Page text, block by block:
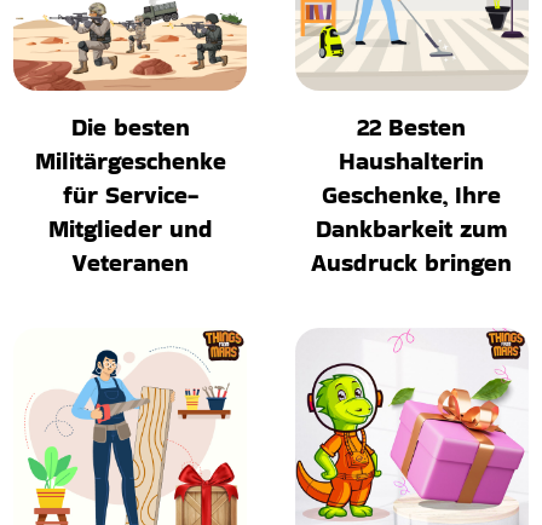
Die besten
Militärgeschenke
für Service-
Mitglieder und
Veteranen
22 Besten
Haushalterin
Geschenke, Ihre
Dankbarkeit zum
Ausdruck bringen